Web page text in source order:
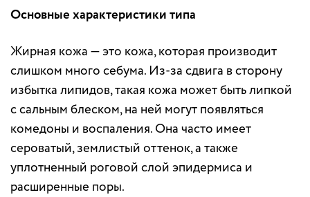
Основные характеристики типа
Жирная кожа — это кожа, которая производит
слишком много себума. Из-за сдвига в сторону
избытка липидов, такая кожа может быть липкой
с сальным блеском, на ней могут появляться
комедоны и воспаления. Она часто имеет
сероватый, землистый оттенок, а также
уплотненный роговой слой эпидермиса и
расширенные поры.